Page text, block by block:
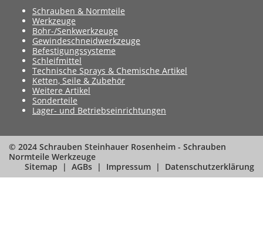
Schrauben & Normteile
Werkzeuge
Bohr-/Senkwerkzeuge
Gewindeschneidwerkzeuge
Befestigungssysteme
Schleifmittel
Technische Sprays & Chemische Artikel
Ketten, Seile & Zubehör
Weitere Artikel
Sonderteile
Lager- und Betriebseinrichtungen
© 2024 Schrauben Steinhauer Rosenheim - Schrauben
Normteile Werkzeuge
Sitemap
AGBs Impressum Datenschutzerklärung